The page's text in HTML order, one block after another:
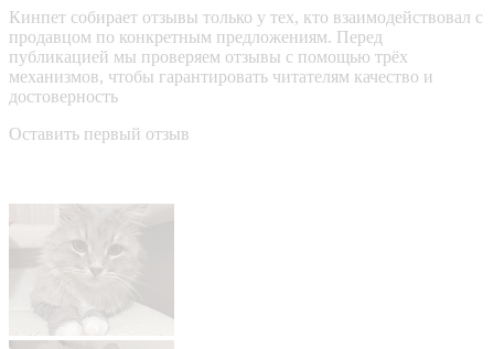
Кинпет собирает отзывы только у тех, кто взаимодействовал с
продавцом по конкретным предложениям. Перед
публикацией мы проверяем отзывы с помощью трёх
механизмов, чтобы гарантировать читателям качество и
достоверность
Оставить первый отзыв